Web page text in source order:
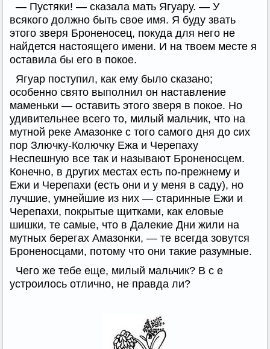
— Пустяки! — сказала мать Ягуару. — У
всякого должно быть свое имя. Я буду звать
этого зверя Броненосец, покуда для него не
найдется настоящего имени. И на твоем месте я
оставила бы его в покое.
Ягуар поступил, как ему было сказано;
особенно свято выполнил он наставление
маменьки — оставить этого зверя в покое. Но
удивительнее всего то, милый мальчик, что на
мутной реке Амазонке с того самого дня до сих
пор Злючку-Колючку Ежа и Черепаху
Неспешную все так и называют Броненосцем.
Конечно, в других местах есть по-прежнему и
Ежи и Черепахи (есть они и у меня в саду), но
лучшие, умнейшие из них — старинные Ежи и
Черепахи, покрытые щитками, как еловые
шишки, те самые, что в Далекие Дни жили на
мутных берегах Амазонки, — те всегда зовутся
Броненосцами, потому что они такие разумные.
Чего же тебе еще, милый мальчик? В с е
устроилось отлично, не правда ли?